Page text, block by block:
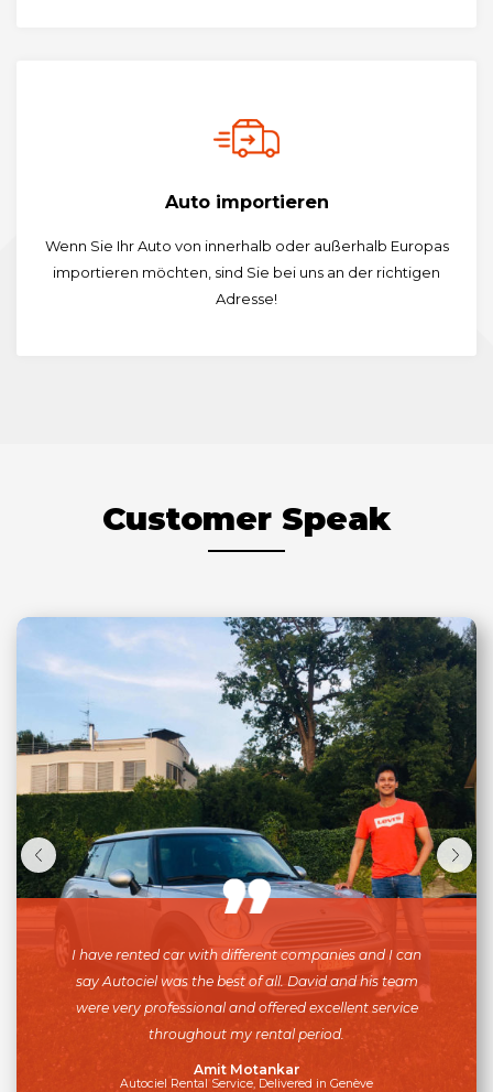
Auto importieren
Wenn Sie Ihr Auto von innerhalb oder außerhalb Europas
importieren möchten, sind Sie bei uns an der richtigen
Adresse!
Customer Speak
I have rented car with different companies and I can
say Autociel was the best of all. David and his team
were very professional and offered excellent service
throughout my rental period.
Amit Motankar
Autociel Rental Service, Delivered in Genève